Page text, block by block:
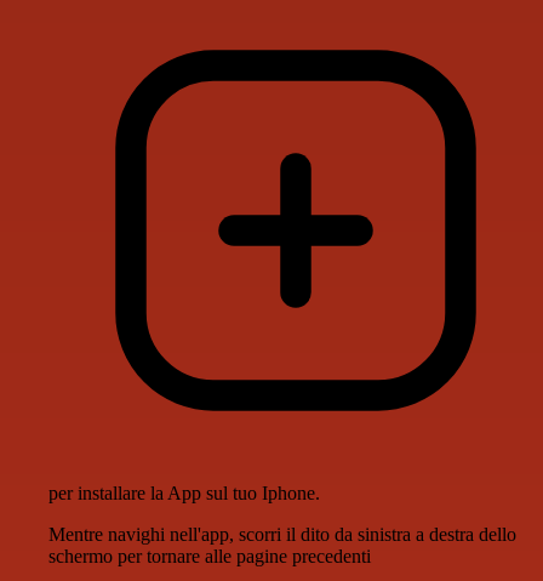
per installare la App sul tuo Iphone.
Mentre navighi nell'app, scorri il dito da sinistra a destra dello
schermo per tornare alle pagine precedenti